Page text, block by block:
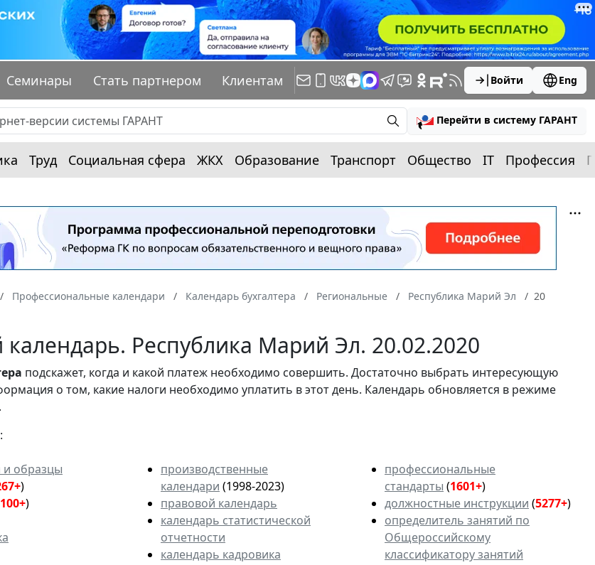
Семинары Стать партнером Клиентам Войти Eng
Перейти в систему ГАРАНТ
Труд Социальная сфера ЖКХ Образование Транспорт Общество IT Профессия
Профессиональные календари Календарь бухгалтера Региональные Республика Марий Эл
20
Республика Марий Эл. 20.02.2020
подскажет, когда и какой платеж необходимо совершить. Достаточно выбрать интересующую
о том, какие налоги необходимо уплатить в этот день. Календарь обновляется в режиме
:
образцы
)
100+)
производственные
календари (1998-2023)
правовой календарь
календарь статистической
отчетности
календарь кадровика
профессиональные
стандарты (1601+)
должностные инструкции (5277+)
определитель занятий по
Общероссийскому
классификатору занятий